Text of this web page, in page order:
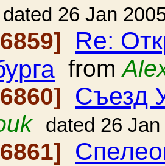
dated 26 Jan
Re:
from
Съезд
dated 26